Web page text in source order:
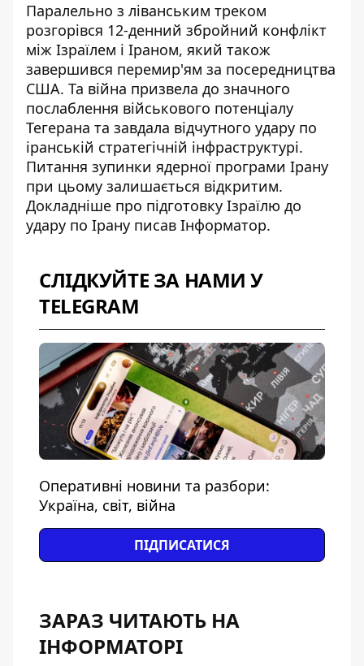
Паралельно з ліванським треком
розгорівся 12-денний збройний конфлікт
між Ізраїлем і Іраном, який також
завершився перемир'ям за посередництва
США. Та війна призвела до значного
послаблення військового потенціалу
Тегерана та завдала відчутного удару по
іранській стратегічній інфраструктурі.
Питання зупинки ядерної програми Ірану
при цьому залишається відкритим.
Докладніше про підготовку Ізраїлю до
удару по Ірану писав Інформатор.
СЛІДКУЙТЕ ЗА НАМИ У
TELEGRAM
Оперативні новини та разбори:
Україна, світ, війна
ПІДПИСАТИСЯ
ЗАРАЗ ЧИТАЮТЬ НА
ІНФОРМАТОРІ